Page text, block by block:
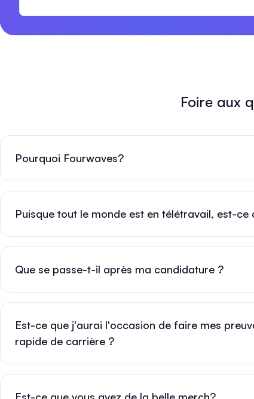
Foire aux
Pourquoi Fourwaves?
Puisque tout le monde est en télétravail, est-
Que se passe-t-il après ma candidature ?
Est-ce que j'aurai l'occasion de faire mes
rapide de carrière ?